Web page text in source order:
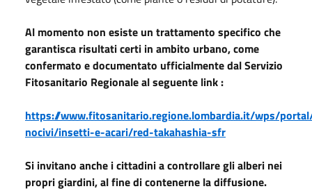
Al momento non esiste un trattamento specifico che
garantisca risultati certi in ambito urbano, come
confermato e documentato ufficialmente dal Servizio
Fitosanitario Regionale al seguente link :
https://www.fitosanitario.regione.lombardia.it/wps/
nocivi/insetti-e-acari/red-takahashia-sfr
Si invitano anche i cittadini a controllare gli alberi nei
propri giardini, al fine di contenerne la diffusione.